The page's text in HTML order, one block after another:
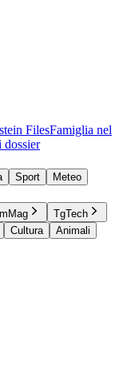
FilesFamiglia nel
dossier
Sport
Meteo
TgTech
Cultura
Animali